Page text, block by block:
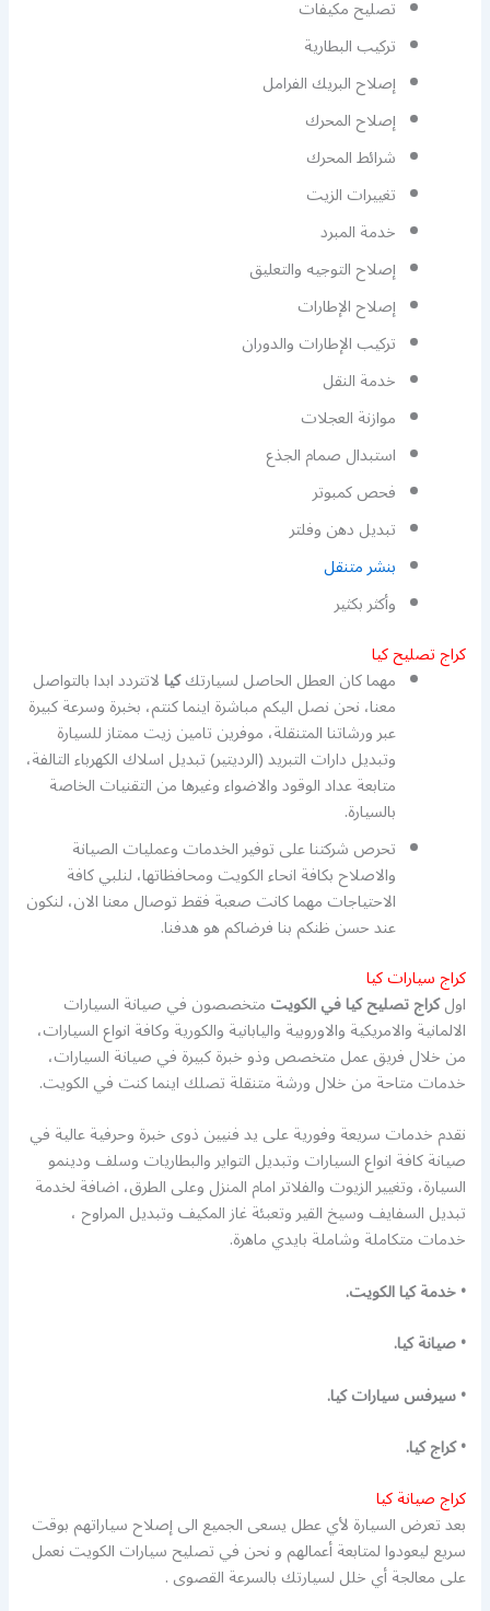
تصليح مكيفات
تركيب البطارية
إصلاح البريك الفرامل
إصلاح المحرك
شرائط المحرك
تغييرات الزيت
خدمة المبرد
إصلاح التوجيه والتعليق
إصلاح الإطارات
تركيب الإطارات والدوران
خدمة النقل
موازنة العجلات
استبدال صمام الجذع
فحص كمبوتر
تبديل دهن وفلتر
بنشر متنقل
وأكثر بكثير
كراج تصليح كيا
مهما كان العطل الحاصل لسيارتككيالاتتردد ابدا بالتواصل
معنا، نحن نصل اليكم مباشرة اينما كنتم، بخبرة وسرعة كبيرة
عبر ورشاتنا المتنقلة، موفرين تامين زيت ممتاز للسيارة
وتبديل دارات التبريد (الرديتير) تبديل اسلاك الكهرباء التالفة،
متابعة عداد الوقود والاضواء وغيرها من التقنيات الخاصة
بالسيارة.
تحرص شركتنا على توفير الخدمات وعمليات الصيانة
والاصلاح بكافة انحاء الكويت ومحافظاتها، لنلبي كافة
الاحتياجات مهما كانت صعبة فقط توصال معنا الان، لنكون
عند حسن ظنكم بنا فرضاكم هو هدفنا.
كراج سيارات كيا
اولكراج تصليح كيا في الكويتمتخصصون في صيانة السيارات
الالمانية والامريكية والاوروبية واليابانية والكورية وكافة انواع السيارات،
من خلال فريق عمل متخصص وذو خبرة كبيرة في صيانة السيارات،
خدمات متاحة من خلال ورشة متنقلة تصلك اينما كنت في الكويت.
نقدم خدمات سريعة وفورية على يد فنيين ذوى خبرة وحرفية عالية في
صيانة كافة انواع السيارات وتبديل التواير والبطاريات وسلف ودينمو
السيارة، وتغيير الزيوت والفلاتر امام المنزل وعلى الطرق، اضافة لخدمة
تبديل السفايف وسيخ القير وتعبئة غاز المكيف وتبديل المراوح ،
خدمات متكاملة وشاملة بايدي ماهرة.
• خدمة كيا الكويت.
• صيانة كيا.
• سيرفس سيارات كيا.
• كراج كيا.
كراج صيانة كيا
بعد تعرض السيارة لأي عطل يسعى الجميع الى إصلاح سياراتهم بوقت
سريع ليعودوا لمتابعة أعمالهم و نحن في تصليح سيارات الكويت نعمل
على معالجة أي خلل لسيارتك بالسرعة القصوى .